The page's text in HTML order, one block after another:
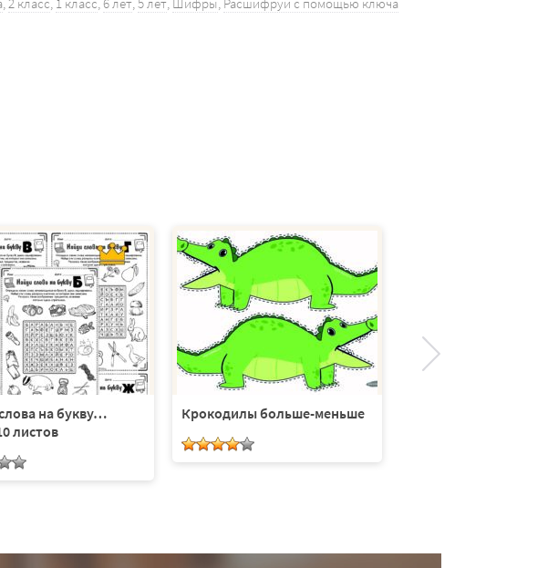
на букву…
листов
Крокодилы больше-меньше